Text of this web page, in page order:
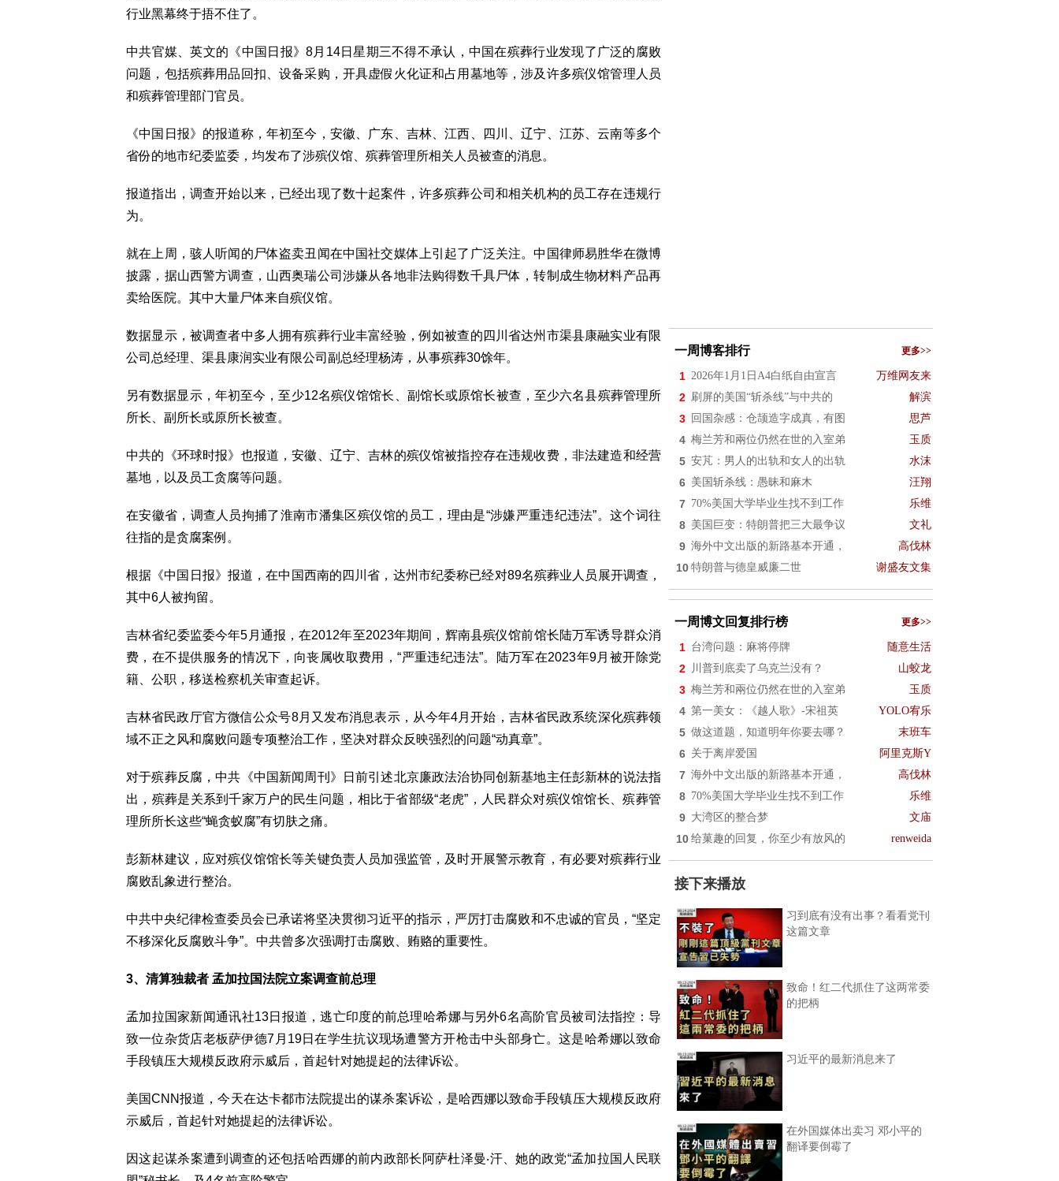
行业黑幕终于捂不住了。
中共官媒、英文的《中国日报》8月14日星期三不得不承认，中国在殡葬行业发现了广泛的腐败
问题，包括殡葬用品回扣、设备采购，开具虚假火化证和占用墓地等，涉及许多殡仪馆管理人员
和殡葬管理部门官员。
《中国日报》的报道称，年初至今，安徽、广东、吉林、江西、四川、辽宁、江苏、云南等多个
省份的地市纪委监委，均发布了涉殡仪馆、殡葬管理所相关人员被查的消息。
报道指出，调查开始以来，已经出现了数十起案件，许多殡葬公司和相关机构的员工存在违规行
为。
就在上周，骇人听闻的尸体盗卖丑闻在中国社交媒体上引起了广泛关注。中国律师易胜华在微博
披露，据山西警方调查，山西奥瑞公司涉嫌从各地非法购得数千具尸体，转制成生物材料产品再
卖给医院。其中大量尸体来自殡仪馆。
数据显示，被调查者中多人拥有殡葬行业丰富经验，例如被查的四川省达州市渠县康融实业有限
公司总经理、渠县康润实业有限公司副总经理杨涛，从事殡葬30馀年。
另有数据显示，年初至今，至少12名殡仪馆馆长、副馆长或原馆长被查，至少六名县殡葬管理所
所长、副所长或原所长被查。
中共的《环球时报》也报道，安徽、辽宁、吉林的殡仪馆被指控存在违规收费，非法建造和经营
墓地，以及员工贪腐等问题。
在安徽省，调查人员拘捕了淮南市潘集区殡仪馆的员工，理由是“涉嫌严重违纪违法”。这个词往
往指的是贪腐案例。
根据《中国日报》报道，在中国西南的四川省，达州市纪委称已经对89名殡葬业人员展开调查，
其中6人被拘留。
吉林省纪委监委今年5月通报，在2012年至2023年期间，辉南县殡仪馆前馆长陆万军诱导群众消
费，在不提供服务的情况下，向丧属收取费用，“严重违纪违法”。陆万军在2023年9月被开除党
籍、公职，移送检察机关审查起诉。
吉林省民政厅官方微信公众号8月又发布消息表示，从今年4月开始，吉林省民政系统深化殡葬领
域不正之风和腐败问题专项整治工作，坚决对群众反映强烈的问题“动真章”。
对于殡葬反腐，中共《中国新闻周刊》日前引述北京廉政法治协同创新基地主任彭新林的说法指
出，殡葬是关系到千家万户的民生问题，相比于省部级“老虎”，人民群众对殡仪馆馆长、殡葬管
理所所长这些“蝇贪蚁腐”有切肤之痛。
彭新林建议，应对殡仪馆馆长等关键负责人员加强监管，及时开展警示教育，有必要对殡葬行业
腐败乱象进行整治。
中共中央纪律检查委员会已承诺将坚决贯彻习近平的指示，严厉打击腐败和不忠诚的官员，“坚定
不移深化反腐败斗争”。中共曾多次强调打击腐败、贿赂的重要性。
3、清算独裁者 孟加拉国法院立案调查前总理
孟加拉国家新闻通讯社13日报道，逃亡印度的前总理哈希娜与另外6名高阶官员被司法指控：导
致一位杂货店老板萨伊德7月19日在学生抗议现场遭警方开枪击中头部身亡。这是哈希娜以致命
手段镇压大规模反政府示威后，首起针对她提起的法律诉讼。
美国CNN报道，今天在达卡都市法院提出的谋杀案诉讼，是哈西娜以致命手段镇压大规模反政府
示威后，首起针对她提起的法律诉讼。
因这起谋杀案遭到调查的还包括哈西娜的前内政部长阿萨杜泽曼‧汗、她的政党“孟加拉国人民联
一周博客排行 更多>>
1 2026年1月1日A4白纸自由宣言 万维网友来
2 刷屏的美国“斩杀线”与中共的 解滨
3 回国杂感：仓颉造字成真，有图 思芦
4 梅兰芳和兩位仍然在世的入室弟 玉质
5 安芃：男人的出轨和女人的出轨 水沫
6 美国斩杀线：愚昧和麻木 汪翔
7 70%美国大学毕业生找不到工作 乐维
8 美国巨变：特朗普把三大最争议 文礼
9 海外中文出版的新路基本开通， 高伐林
10 特朗普与德皇威廉二世 谢盛友文集
一周博文回复排行榜 更多>>
1 台湾问题：麻将停牌 随意生活
2 川普到底卖了乌克兰没有？ 山蛟龙
3 梅兰芳和兩位仍然在世的入室弟 玉质
4 第一美女：《越人歌》-宋祖英 YOLO宥乐
5 做这道题，知道明年你要去哪？ 末班车
6 关于离岸爱国 阿里克斯Y
7 海外中文出版的新路基本开通， 高伐林
8 70%美国大学毕业生找不到工作 乐维
9 大湾区的整合梦 文庙
10 给菓趣的回复，你至少有放风的 renweida
接下来播放
习到底有没有出事？看看党刊
这篇文章
致命！红二代抓住了这两常委
的把柄
习近平的最新消息来了
在外国媒体出卖习 邓小平的
翻译要倒霉了